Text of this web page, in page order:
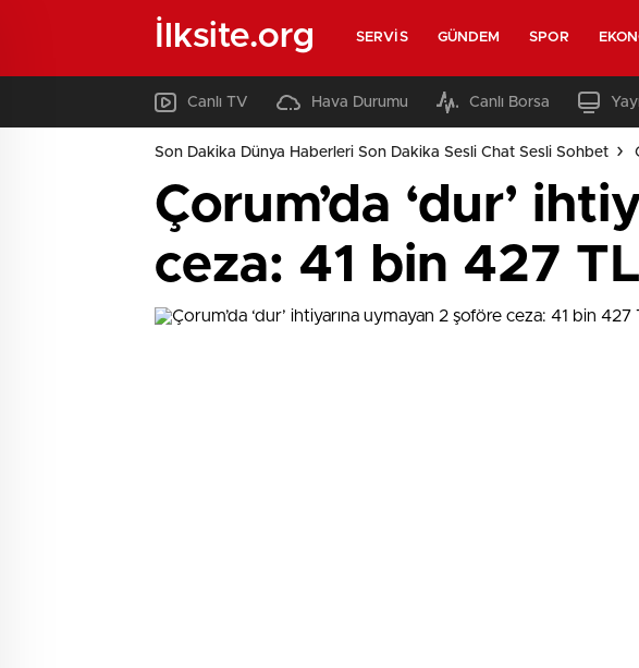
İlksite.org SERVIS GÜNDEM SPOR
Canlı TV Hava Durumu Canlı Borsa
Son Dakika Dünya Haberleri Son Dakika Sesli Chat Sesli Sohbet
Çorum’da ‘dur’
ceza: 41 bin 427 TL